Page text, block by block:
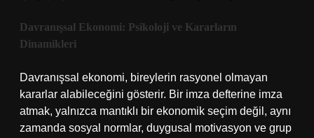
Davranışsal Ekonomi: Psikoloji ve Kararların
Dinamikleri
Davranışsal ekonomi, bireylerin rasyonel olmayan
kararlar alabileceğini gösterir. Bir imza defterine imza
atmak, yalnızca mantıklı bir ekonomik seçim değil, aynı
zamanda sosyal normlar, duygusal motivasyon ve grup